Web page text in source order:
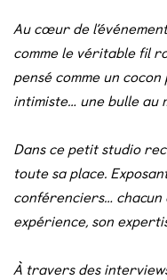
Au cœur de
comme le véritable fil
pensé comme un
intimiste… une bulle au
Dans ce petit studio
toute sa place.
conférenciers…
expérience, son
À travers des